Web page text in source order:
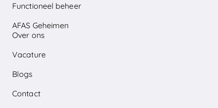
Functioneel beheer
AFAS Geheimen
Over ons
Vacature
Blogs
Contact